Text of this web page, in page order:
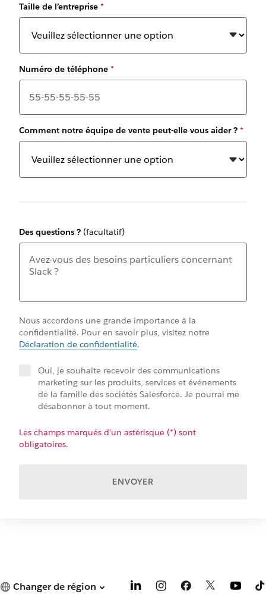
Taille de l’entreprise *
Numéro de téléphone *
Comment notre équipe de vente peut-elle vous aider ? *
Des questions ? (facultatif)
Nous accordons une grande importance à la
confidentialité. Pour en savoir plus, visitez notre
Déclaration de confidentialité.
Oui, je souhaite recevoir des communications
marketing sur les produits, services et événements
de la famille des sociétés Salesforce. Je pourrai me
désabonner à tout moment.
Les champs marqués d’un astérisque (*) sont
obligatoires.
ENVOYER
Changer de région